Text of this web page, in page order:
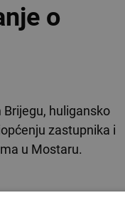
o
huligansko
zastupnika i
u Mostaru.